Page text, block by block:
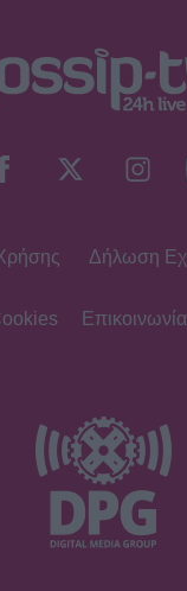
«Δεν νιώθω ότι
- Της γυρίζουν όλοι
πίσω από την
Ζωής Λάσκαρη
Δήλωση
Επικοινωνία